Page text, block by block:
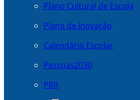
Plano Cultural de Escola
Plano de Inovação
Calendário Escolar
Pessoas2030
PRR